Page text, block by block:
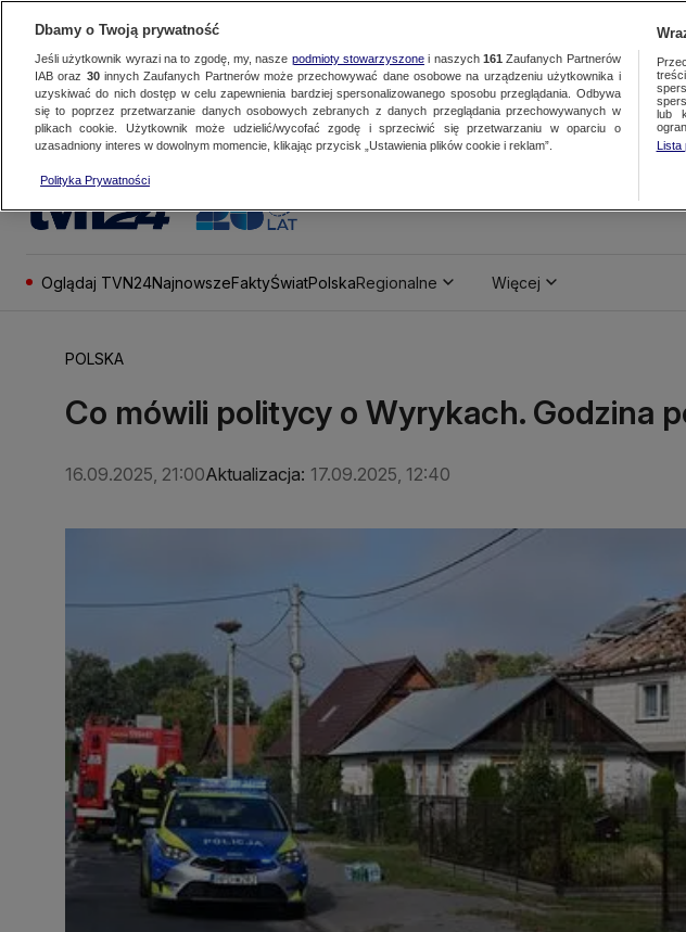
Oglądaj TVN24NajnowszeFaktyŚwiatPolskaRegionalne Więcej
POLSKA
Co mówili politycy o Wyrykach. Godzina
16.09.2025, 21:00Aktualizacja: 17.09.2025, 12:40
Dbamy o Twoją prywatność
Jeśli użytkownik wyrazi na to zgodę, my, nasze podmioty stowarzyszonei naszych 161 Zaufanych Partnerów
IAB oraz 30innych Zaufanych Partnerów może przechowywać dane osobowe na urządzeniu użytkownika i
uzyskiwać do nich dostęp w celu zapewnienia bardziej spersonalizowanego sposobu przeglądania. Odbywa
się to poprzez przetwarzanie danych osobowych zebranych z danych przeglądania przechowywanych w
plikach cookie. Użytkownik może udzielić/wycofać zgodę i sprzeciwić się przetwarzaniu w oparciu o
uzasadniony interes w dowolnym momencie, klikając przycisk „Ustawienia plików cookie i reklam”.
Polityka Prywatności
lub
Lista